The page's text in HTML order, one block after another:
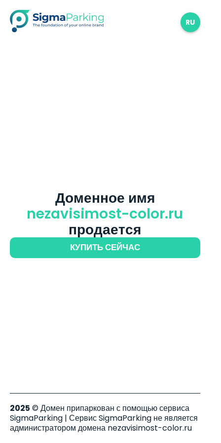
RU
Доменное имя
nezavisimost-color.ru
продается
КУПИТЬ СЕЙЧАС
2025 © Домен припаркован с помощью сервиса
SigmaParking | Сервис SigmaParking не является
администратором домена nezavisimost-color.ru